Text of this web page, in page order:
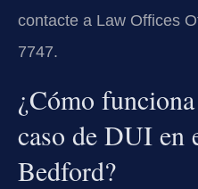
contacte a Law Offices
7747.
¿Cómo
caso de DUI en
Bedford?